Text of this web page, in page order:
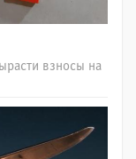
взносы на